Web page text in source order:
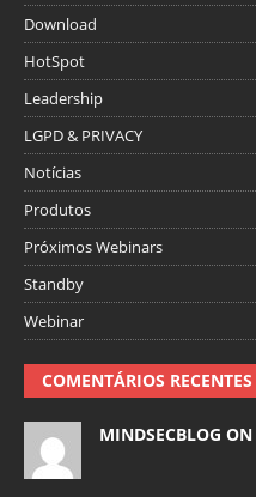
Download
HotSpot
Leadership
LGPD & PRIVACY
Notícias
Produtos
Próximos Webinars
Standby
Webinar
COMENTÁRIOS RECENTES
MINDSECBLOG ON